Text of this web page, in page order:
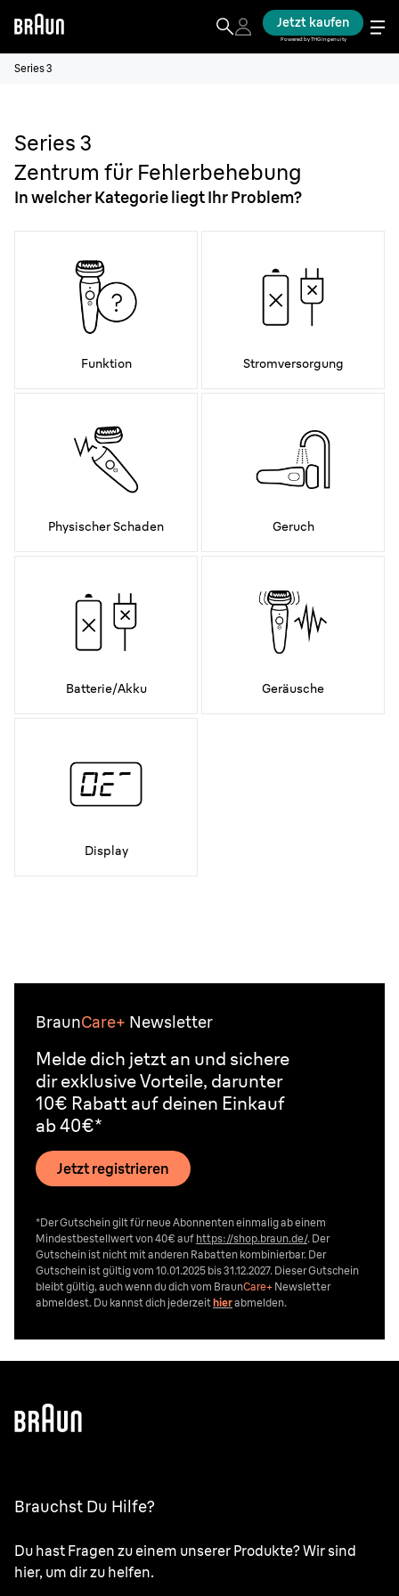
Jetzt kaufen
Powered by THG Ingenuity
Series 3
Series 3
Zentrum für Fehlerbehebung
In welcher Kategorie liegt Ihr Problem?
Funktion Stromversorgung
Physischer Schaden Geruch
Batterie/Akku Geräusche
Display
BraunCare+ Newsletter
Melde dich jetzt an und sichere
dir exklusive Vorteile, darunter
10€ Rabatt auf deinen Einkauf
ab 40€*
Jetzt registrieren
*Der Gutschein gilt für neue Abonnenten einmalig ab einem
Mindestbestellwert von 40€ auf https://shop.braun.de/. Der
Gutschein ist nicht mit anderen Rabatten kombinierbar. Der
Gutschein ist gültig vom 10.01.2025 bis 31.12.2027. Dieser Gutschein
bleibt gültig, auch wenn du dich vom BraunCare+ Newsletter
abmeldest. Du kannst dich jederzeithierabmelden.
Brauchst Du Hilfe?
Du hast Fragen zu einem unserer Produkte? Wir sind
hier, um dir zu helfen.